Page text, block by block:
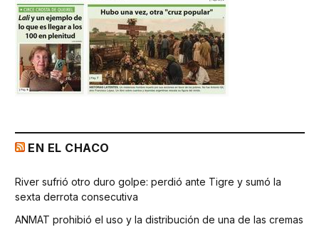
EN EL CHACO
River sufrió otro duro golpe: perdió ante Tigre y sumó la
sexta derrota consecutiva
ANMAT prohibió el uso y la distribución de una de las cremas